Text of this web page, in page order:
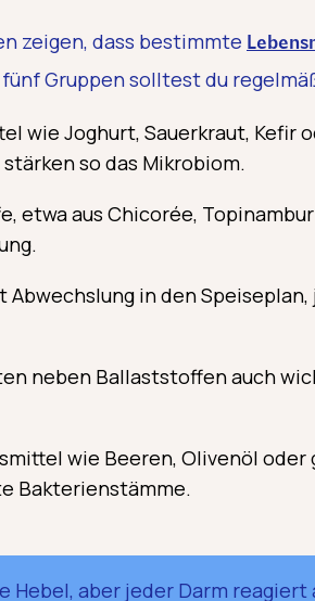
zeigen, dass bestimmte
Gruppen solltest du
wie Joghurt, Sauerkraut, Kefir
so das Mikrobiom.
etwa aus Chicorée,
in den
neben Ballaststoffen auch
wie Beeren, Olivenöl
Bakterienstämme.
Hebel, aber jeder Darm reagiert